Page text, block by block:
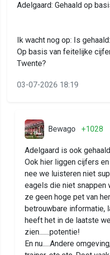
Adelgaard: Gehaald op
Ik wacht nog op: Is gehaald:
Op basis van feitelijke
Twente?
03-07-2026 18:19
Bewago +1028
Adelgaard is ook
Ook hier liggen cijfers
nee we luisteren niet
eagels die niet snappen
ze geen hoge pet van
betrouwbare informatie,
heeft het in de laatste
zien.......potentie!
En nu.....Andere